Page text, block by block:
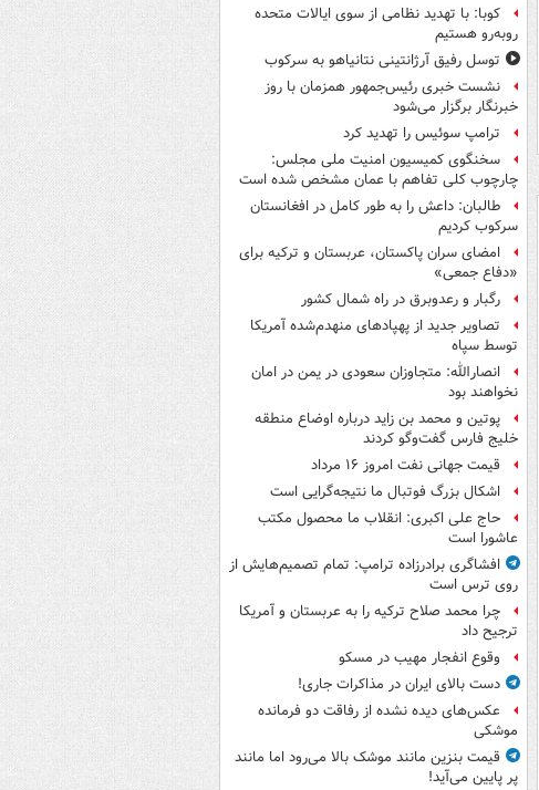
کوبا: با تهدید نظامی از سوی ایالات متحده
روبه‌رو هستیم
توسل رفیق آرژانتینی نتانیاهو به سرکوب
نشست خبری رئیس‌جمهور همزمان با روز
خبرنگار برگزار می‌شود
ترامپ سوئیس را تهدید کرد
سخنگوی کمیسیون امنیت ملی مجلس:
چارچوب کلی تفاهم با عمان مشخص شده است
طالبان: داعش را به طور کامل در افغانستان
سرکوب کردیم
امضای سران پاکستان، عربستان و ترکیه برای
«دفاع جمعی»
رگبار و رعدوبرق در راه شمال کشور
تصاویر جدید از پهپادهای منهدم‌شده آمریکا
توسط سپاه
انصارالله: متجاوزان سعودی در یمن در امان
نخواهند بود
پوتین و محمد بن زاید درباره اوضاع منطقه
خلیج فارس گفت‌وگو کردند
قیمت جهانی نفت امروز ۱۶ مرداد
اشکال بزرگ فوتبال ما نتیجه‌گرایی است
حاج علی اکبری: انقلاب ما محصول مکتب
عاشورا است
افشاگری برادرزاده ترامپ: تمام تصمیم‌هایش از
روی ترس است
چرا محمد صلاح ترکیه را به عربستان و آمریکا
ترجیح داد
وقوع انفجار مهیب در مسکو
دست بالای ایران در مذاکرات جاری!
عکس‌های دیده نشده از رفاقت دو فرمانده‌
موشکی
قیمت بنزین مانند موشک بالا می‌رود اما مانند
پر پایین می‌آید!